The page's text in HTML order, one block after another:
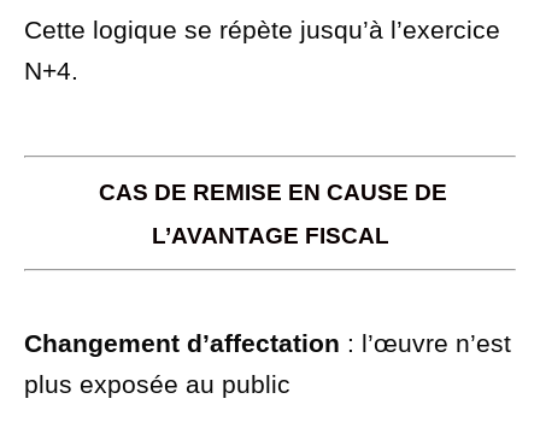
Cette logique se répète jusqu’à l’exercice
N+4.
CAS DE REMISE EN CAUSE DE
L’AVANTAGE FISCAL
Changement d’affectation : l’œuvre n’est
plus exposée au public